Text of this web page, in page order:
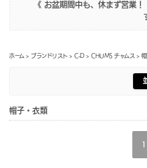
《 お盆期間中も、休まず営業
ホーム >ブランドリスト >C-D>CHUMS チャムス >
帽子・衣類
1